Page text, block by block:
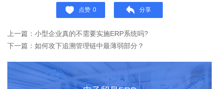
点赞 0 分享
上一篇：小型企业真的不需要实施ERP系统吗?
下一篇：如何攻下追溯管理链中最薄弱部分？